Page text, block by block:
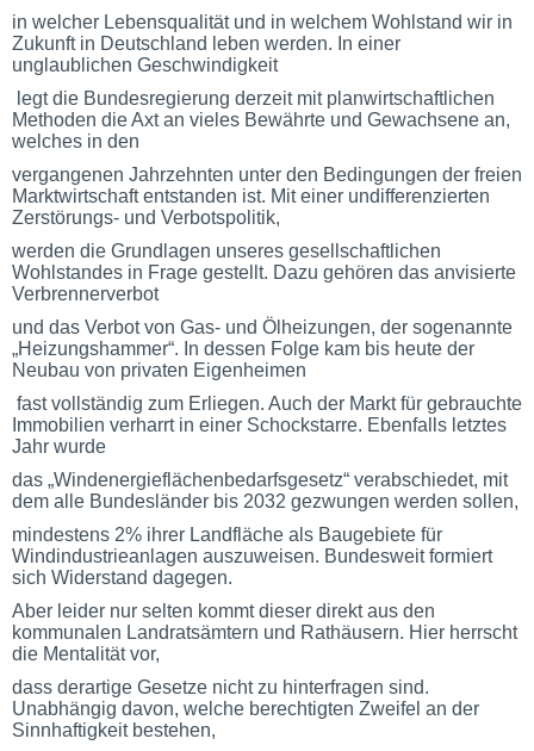
in welcher Lebensqualität und in welchem Wohlstand wir in
Zukunft in Deutschland leben werden. In einer
unglaublichen Geschwindigkeit
legt die Bundesregierung derzeit mit planwirtschaftlichen
Methoden die Axt an vieles Bewährte und Gewachsene an,
welches in den
vergangenen Jahrzehnten unter den Bedingungen der freien
Marktwirtschaft entstanden ist. Mit einer undifferenzierten
Zerstörungs- und Verbotspolitik,
werden die Grundlagen unseres gesellschaftlichen
Wohlstandes in Frage gestellt. Dazu gehören das anvisierte
Verbrennerverbot
und das Verbot von Gas- und Ölheizungen, der sogenannte
„Heizungshammer“. In dessen Folge kam bis heute der
Neubau von privaten Eigenheimen
fast vollständig zum Erliegen. Auch der Markt für gebrauchte
Immobilien verharrt in einer Schockstarre. Ebenfalls letztes
Jahr wurde
das „Windenergieflächenbedarfsgesetz“ verabschiedet, mit
dem alle Bundesländer bis 2032 gezwungen werden sollen,
mindestens 2% ihrer Landfläche als Baugebiete für
Windindustrieanlagen auszuweisen. Bundesweit formiert
sich Widerstand dagegen.
Aber leider nur selten kommt dieser direkt aus den
kommunalen Landratsämtern und Rathäusern. Hier herrscht
die Mentalität vor,
dass derartige Gesetze nicht zu hinterfragen sind.
Unabhängig davon, welche berechtigten Zweifel an der
Sinnhaftigkeit bestehen,